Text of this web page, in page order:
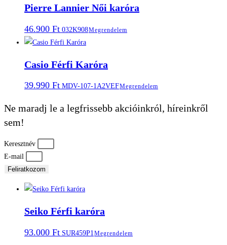
Pierre Lannier Női karóra
46.900 Ft 032K908Megrendelem
Casio Férfi Karóra
39.990 Ft MDV-107-1A2VEFMegrendelem
Ne maradj le a legfrissebb akcióinkról, híreinkről
sem!
Keresztnév
E-mail
Feliratkozom
Seiko Férfi karóra
93.000 Ft SUR459P1 Megrendelem